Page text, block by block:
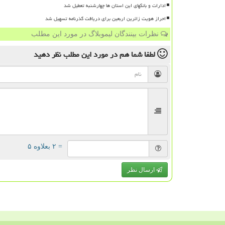
ادارات و بانکهای این استان ها چهارشنبه تعطیل شد
احراز هویت زائرین اربعین برای دریافت گذرنامه تسهیل شد
نظرات بینندگان لیموبلاگ در مورد این مطلب
لطفا شما همدر مورد این مطلبنظر دهید
= ۲ بعلاوه ۵
ارسال نظر